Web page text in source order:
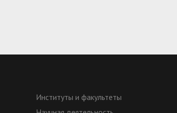
Институты и факультеты